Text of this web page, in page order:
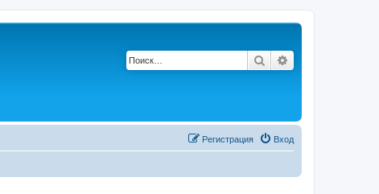
Поиск
Вход
Регистрация